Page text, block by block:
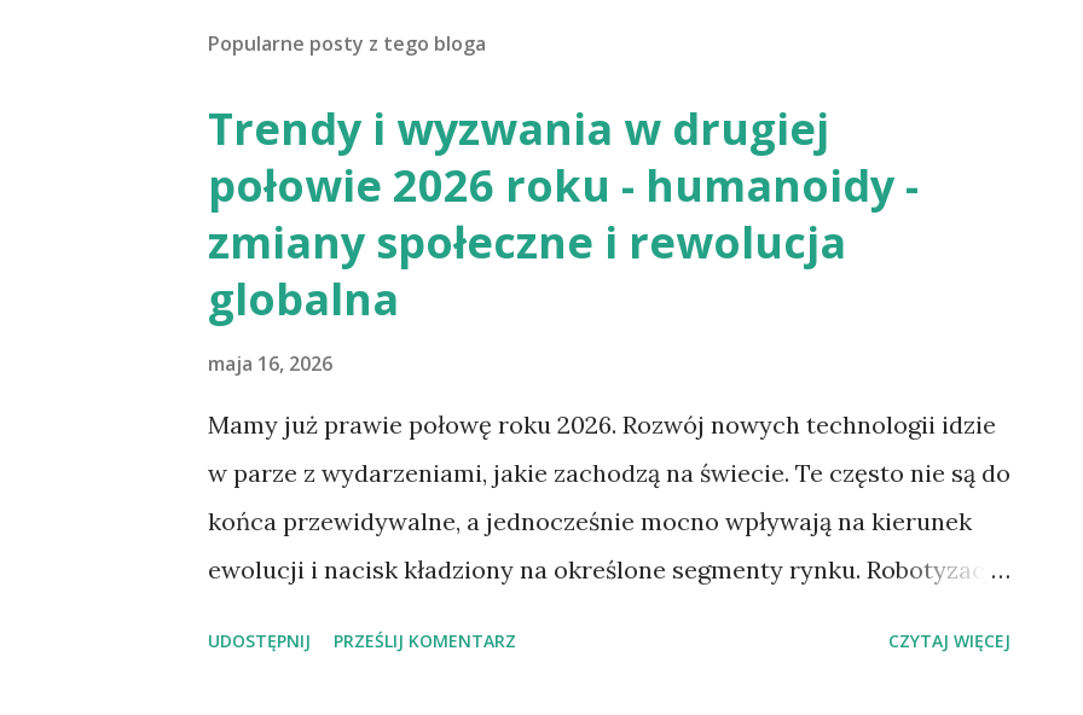
Popularne posty z tego bloga
Trendy i wyzwania w drugiej
połowie 2026 roku - humanoidy -
zmiany społeczne i rewolucja
globalna
maja 16, 2026
Mamy już prawie połowę roku 2026. Rozwój nowych technologii idzie
w parze z wydarzeniami, jakie zachodzą na świecie. Te często nie są do
końca przewidywalne, a jednocześnie mocno wpływają na kierunek
ewolucji i nacisk kładziony na określone segmenty rynku. Robotyzacja
UDOSTĘPNIJ PRZEŚLIJ KOMENTARZ CZYTAJ WIĘCEJ